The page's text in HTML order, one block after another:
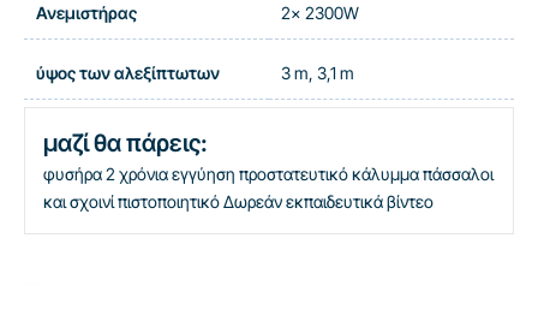
Ανεμιστήρας 2x 2300W
ύψος των αλεξίπτωτων 3 m, 3,1 m
μαζί θα πάρεις:
φυσήρα2 χρόνια εγγύηση προστατευτικό κάλυμμαπάσσαλοι
και σχοινίπιστοποιητικόΔωρεάν εκπαιδευτικά βίντεο